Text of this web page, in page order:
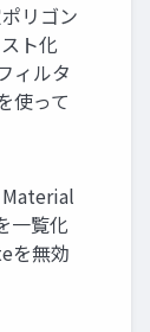
リゴン
ト化
ィルタ
使って
一覧化
を無効